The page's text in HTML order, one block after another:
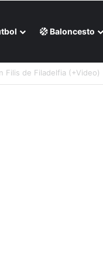
Baloncesto
Inter Miami en el